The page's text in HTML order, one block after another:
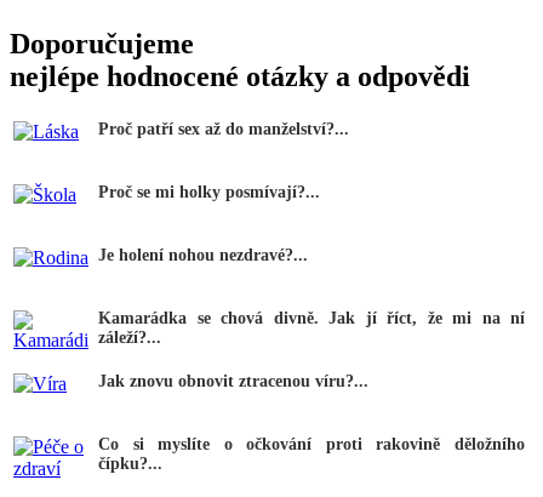
Doporučujeme
nejlépe hodnocené otázky a odpovědi
Proč patří sex až do manželství?...
Proč se mi holky posmívají?...
Je holení nohou nezdravé?...
Kamarádka se chová divně. Jak jí říct, že mi na ní
záleží?...
Jak znovu obnovit ztracenou víru?...
Co si myslíte o očkování proti rakovině děložního
čípku?...